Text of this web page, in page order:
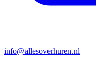
info@allesoverhuren.nl